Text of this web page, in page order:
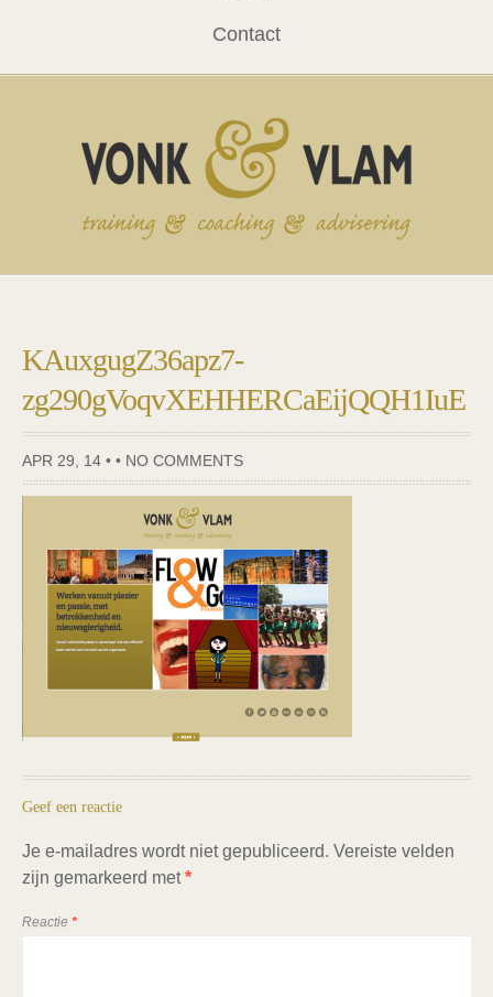
Contact
KAuxgugZ36apz7-
zg290gVoqvXEHHERCaEijQQH1IuE
APR 29, 14 • • NO COMMENTS
Geef een reactie
Je e-mailadres wordt niet gepubliceerd. Vereiste velden
zijn gemarkeerd met*
Reactie *